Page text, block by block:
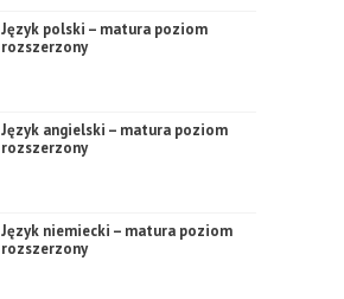
Język polski – matura poziom
rozszerzony
Język angielski – matura poziom
rozszerzony
Język niemiecki – matura poziom
rozszerzony